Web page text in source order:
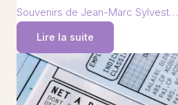
Souvenirs de Jean-Marc Sylvest…
Lire la suite